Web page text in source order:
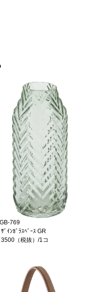
769
ﾞｲﾝｶﾞﾗｽﾍﾞｰｽ GR
3500（税抜）/1コ